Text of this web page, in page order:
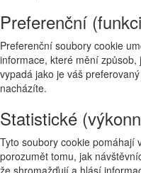
Preferenční
Preferenční soubory cookie
informace, které mění
vypadá jako je váš
nacházíte.
Statistické
Tyto soubory cookie pomáhají
porozumět tomu, jak